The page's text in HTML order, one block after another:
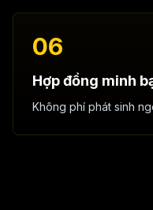
06
Hợp đồng minh
Không phí phát sinh